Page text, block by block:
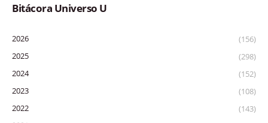
Bitácora Universo U
2026
(156)
2025
(298)
2024
(152)
2023
(108)
2022
(143)